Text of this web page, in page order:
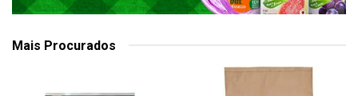
Mais Procurados